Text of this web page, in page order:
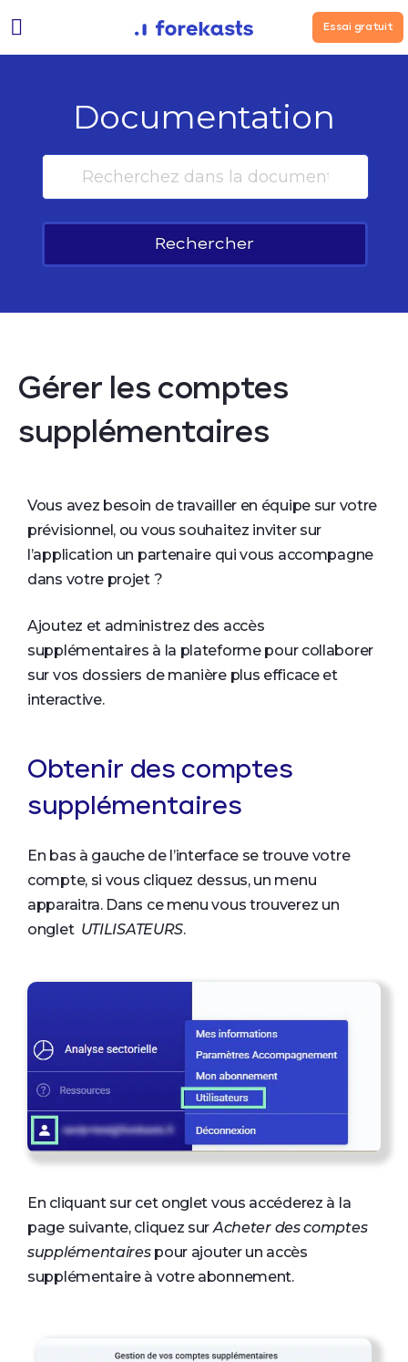
Essai gratuit
Documentation
Rechercher
Gérer les comptes
supplémentaires
Vous avez besoin de travailler en équipe sur votre
prévisionnel, ou vous souhaitez inviter sur
l’application un partenaire qui vous accompagne
dans votre projet ?
Ajoutez et administrez des accès
supplémentaires à la plateforme pour collaborer
sur vos dossiers de manière plus efficace et
interactive.
Obtenir des comptes
supplémentaires
En bas à gauche de l’interface se trouve votre
compte, si vous cliquez dessus, un menu
apparaitra. Dans ce menu vous trouverez un
onglet UTILISATEURS.
En cliquant sur cet onglet vous accéderez à la
page suivante, cliquez sur Acheter des comptes
supplémentairespour ajouter un accès
supplémentaire à votre abonnement.